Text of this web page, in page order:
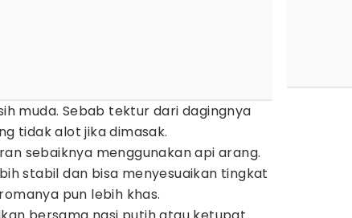
muda. Sebab tektur dari dagingnya
tidak alot jika dimasak.
sebaiknya menggunakan api arang.
stabil dan bisa menyesuaikan tingkat
pun lebih khas.